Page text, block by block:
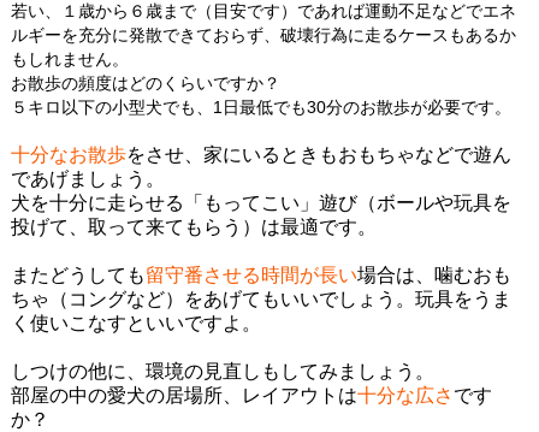
若い、１歳から６歳まで（目安です）であれば運動不足などでエネ
ルギーを充分に発散できておらず、破壊行為に走るケースもあるか
もしれません。
お散歩の頻度はどのくらいですか？
５キロ以下の小型犬でも、1日最低でも30分のお散歩が必要です。
十分なお散歩をさせ、家にいるときもおもちゃなどで遊ん
であげましょう。
犬を十分に走らせる「もってこい」遊び（ボールや玩具を
投げて、取って来てもらう）は最適です。
またどうしても留守番させる時間が長い場合は、噛むおも
ちゃ（コングなど）をあげてもいいでしょう。玩具をうま
く使いこなすといいですよ。
しつけの他に、環境の見直しもしてみましょう。
部屋の中の愛犬の居場所、レイアウトは十分な広さ です
か？